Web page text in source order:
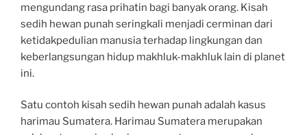
mengundang rasa prihatin bagi banyak orang. Kisah
sedih hewan punah seringkali menjadi cerminan dari
ketidakpedulian manusia terhadap lingkungan dan
keberlangsungan hidup makhluk-makhluk lain di planet
ini.
Satu contoh kisah sedih hewan punah adalah kasus
harimau Sumatera. Harimau Sumatera merupakan